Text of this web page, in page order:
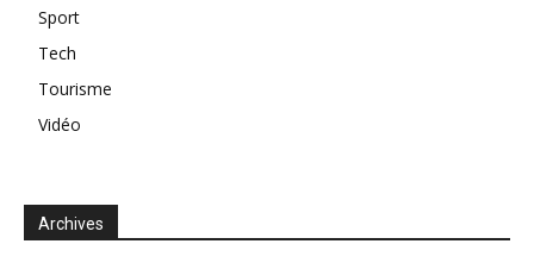
Sport
Tech
Tourisme
Vidéo
Archives